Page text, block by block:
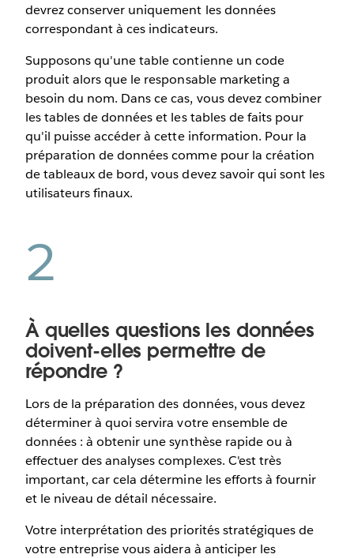
devrez conserver uniquement les données
correspondant à ces indicateurs.
Supposons qu'une table contienne un code
produit alors que le responsable marketing a
besoin du nom. Dans ce cas, vous devez combiner
les tables de données et les tables de faits pour
qu'il puisse accéder à cette information. Pour la
préparation de données comme pour la création
de tableaux de bord, vous devez savoir qui sont les
utilisateurs finaux.
2
À quelles questions les données
doivent-elles permettre de
répondre ?
Lors de la préparation des données, vous devez
déterminer à quoi servira votre ensemble de
données : à obtenir une synthèse rapide ou à
effectuer des analyses complexes. C'est très
important, car cela détermine les efforts à fournir
et le niveau de détail nécessaire.
Votre interprétation des priorités stratégiques de
votre entreprise vous aidera à anticiper les